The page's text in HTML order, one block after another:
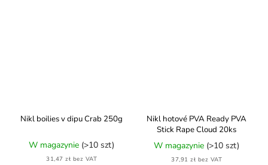
Nikl boilies v dipu Crab 250g
W magazynie (>10 szt)
31,47 zł bez VAT
Nikl hotové PVA Ready PVA
Stick Rape Cloud 20ks
W magazynie (>10 szt)
37,91 zł bez VAT